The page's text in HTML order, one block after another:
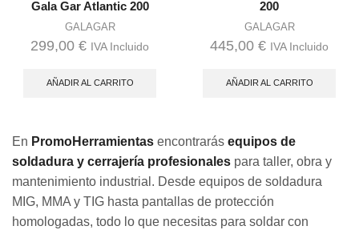
Gala Gar Atlantic 200
GALAGAR
299,00 € IVA Incluido
AÑADIR AL CARRITO
200
GALAGAR
445,00 € IVA Incluido
AÑADIR AL CARRITO
En PromoHerramientas encontrarás equipos de
soldadura y cerrajería profesionales para taller, obra y
mantenimiento industrial. Desde equipos de soldadura
MIG, MMA y TIG hasta pantallas de protección
homologadas, todo lo que necesitas para soldar con